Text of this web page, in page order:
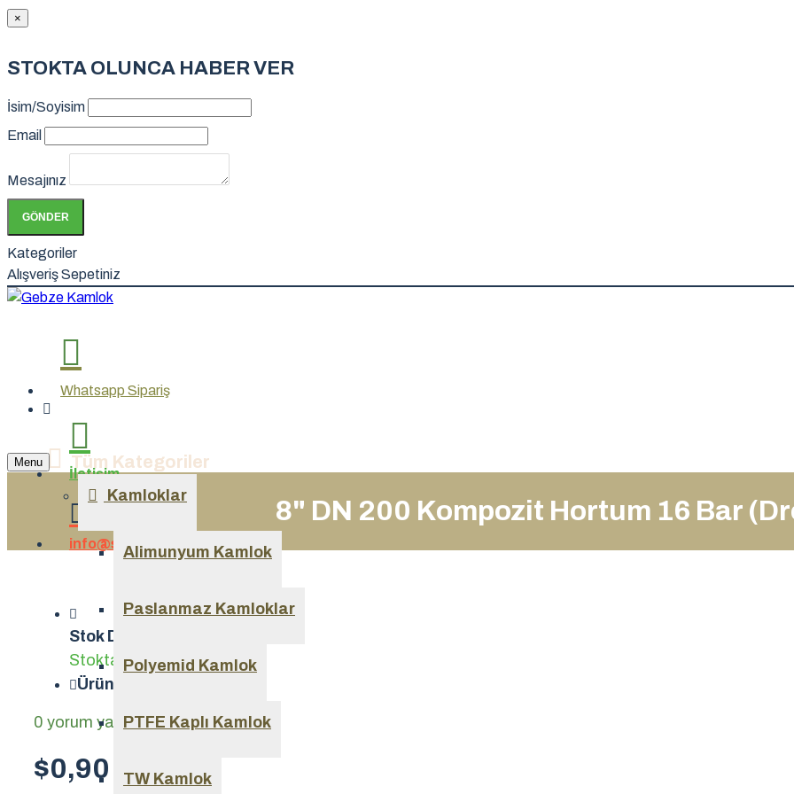
×
STOKTA OLUNCA HABER VER
İsim/Soyisim
Email
Mesajınız
GÖNDER
Kategoriler
Alışveriş Sepetiniz
Whatsapp Sipariş
İletişim
info@sanayiden.com
Tüm Kategoriler
Kamloklar
Alimunyum Kamlok
Paslanmaz Kamloklar
Polyemid Kamlok
PTFE Kaplı Kamlok
TW Kamlok
Menu
8" DN 200 Kompozit Hortum 16 Bar
Stok Durumu:
Stokta var
Ürün Kodu::
0 yorum yapılmış.- Yorum Yap
$0,90